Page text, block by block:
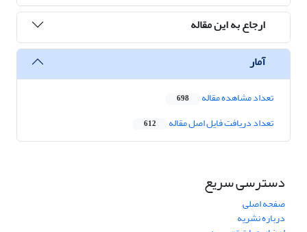
ارجاع به این مقاله
آمار
تعداد مشاهده مقاله 698
تعداد دریافت فایل اصل مقاله 612
دسترسی سریع
صفحه اصلی
درباره نشریه